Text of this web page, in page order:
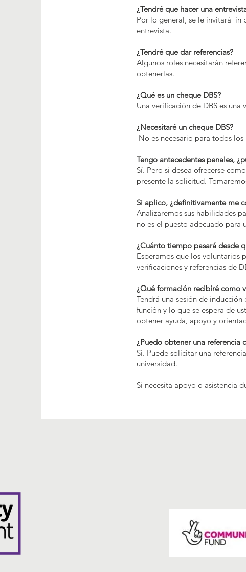
¿Tendré que hacer una
Por lo general, se le invitará in
entrevista.
¿Tendré que dar referencias?
Algunos roles necesitarán
obtenerlas.
¿Qué es un cheque DBS?
Una verificación de DBS es
¿Necesitaré un cheque DBS?
No es necesario para todos
Tengo antecedentes penales,
Sí. Pero si desea ofrecerse
presente la solicitud.
Si aplico, ¿definitivamente me
Analizaremos sus habilidades
no es el puesto adecuado para
¿Cuánto tiempo pasará desde
Esperamos que los voluntarios
verificaciones y referencias de
¿Qué formación recibiré como
Tendrá una sesión de
función y lo que se espera de
obtener ayuda, apoyo y
¿Puedo obtener una referencia
Sí. Puede solicitar una
universidad.
Si necesita apoyo o asistencia